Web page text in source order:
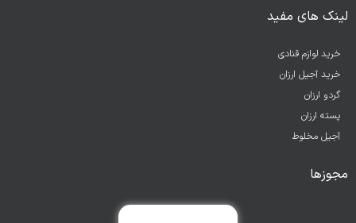
لینک های مفید
خرید لوازم قنادی
خرید آجیل ارزان
گردو ارزان
پسته ارزان
آجیل مخلوط
مجوزها